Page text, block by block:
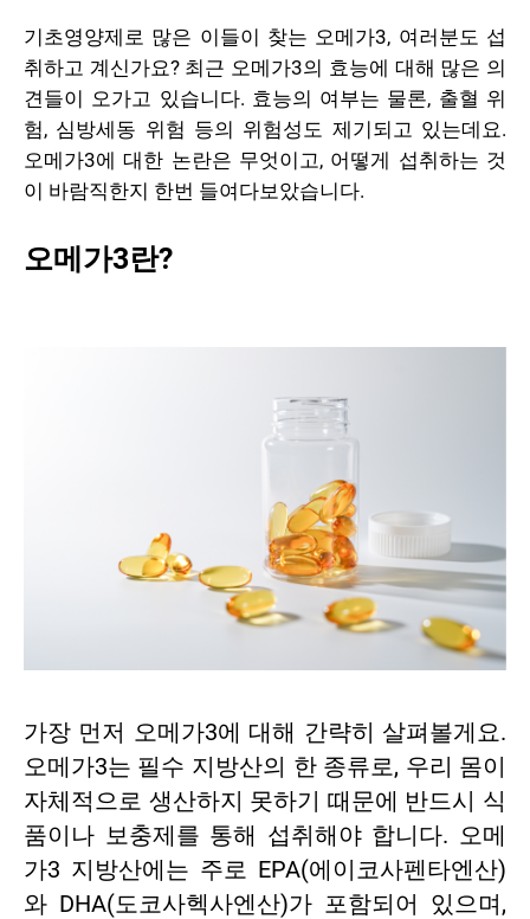
기초영양제로 많은 이들이 찾는 오메가3, 여러분도 섭
취하고 계신가요? 최근 오메가3의 효능에 대해 많은 의
견들이 오가고 있습니다. 효능의 여부는 물론, 출혈 위
험, 심방세동 위험 등의 위험성도 제기되고 있는데요.
오메가3에 대한 논란은 무엇이고, 어떻게 섭취하는 것
이 바람직한지 한번 들여다보았습니다.
오메가3란?
가장 먼저 오메가3에 대해 간략히 살펴볼게요.
오메가3는 필수 지방산의 한 종류로, 우리 몸이
자체적으로 생산하지 못하기 때문에 반드시 식
품이나 보충제를 통해 섭취해야 합니다. 오메
가3 지방산에는 주로 EPA(에이코사펜타엔산)
와 DHA(도코사헥사엔산)가 포함되어 있으며,